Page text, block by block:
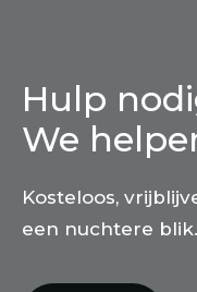
Hulp
We
Kosteloos,
een nuchtere blik.